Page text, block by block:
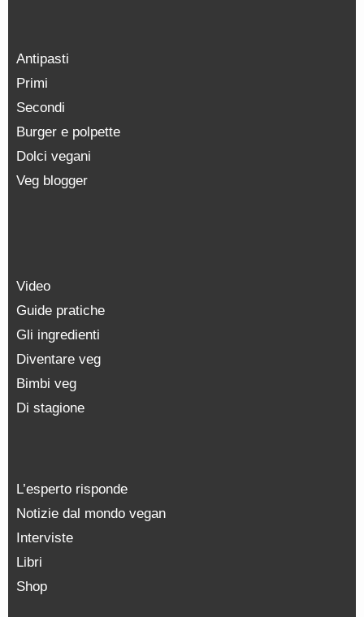
Antipasti
Primi
Secondi
Burger e polpette
Dolci vegani
Veg blogger
Video
Guide pratiche
Gli ingredienti
Diventare veg
Bimbi veg
Di stagione
L’esperto risponde
Notizie dal mondo vegan
Interviste
Libri
Shop